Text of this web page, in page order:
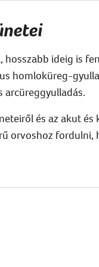
ideig is
homloküreg-
arcüreggyulladás.
és az akut
orvoshoz